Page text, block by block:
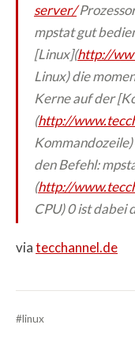
server/
mpstatgut
[Linux](http://
Linux) die
Kerne auf der
(http://
den Befehl:
(http://
CPU) 0 ist dabei
viatecchannel.de
#linux